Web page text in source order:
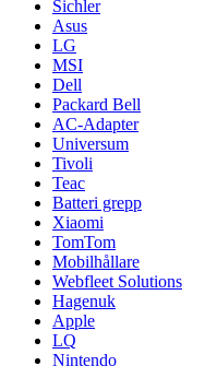
Sichler
Asus
LG
MSI
Dell
Packard Bell
AC-Adapter
Universum
Tivoli
Teac
Batteri grepp
Xiaomi
TomTom
Mobilhållare
Webfleet Solutions
Hagenuk
Apple
LQ
Nintendo